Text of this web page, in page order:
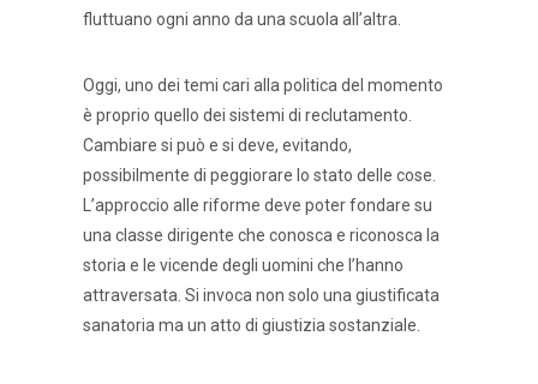
fluttuano ogni anno da una scuola all’altra.
Oggi, uno dei temi cari alla politica del momento
è proprio quello dei sistemi di reclutamento.
Cambiare si può e si deve, evitando,
possibilmente di peggiorare lo stato delle cose.
L’approccio alle riforme deve poter fondare su
una classe dirigente che conosca e riconosca la
storia e le vicende degli uomini che l’hanno
attraversata. Si invoca non solo una giustificata
sanatoria ma un atto di giustizia sostanziale.